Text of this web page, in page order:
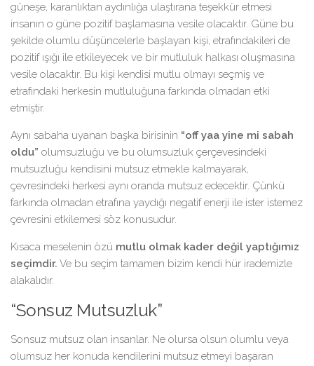
güneşe, karanlıktan aydınlığa ulaştırana teşekkür etmesi
insanın o güne pozitif başlamasına vesile olacaktır. Güne bu
şekilde olumlu düşüncelerle başlayan kişi, etrafındakileri de
pozitif ışığı ile etkileyecek ve bir mutluluk halkası oluşmasına
vesile olacaktır. Bu kişi kendisi mutlu olmayı seçmiş ve
etrafındaki herkesin mutluluğuna farkında olmadan etki
etmiştir.
Aynı sabaha uyanan başka birisinin “off yaa yine mi sabah
oldu” olumsuzluğu ve bu olumsuzluk çerçevesindeki
mutsuzluğu kendisini mutsuz etmekle kalmayarak,
çevresindeki herkesi aynı oranda mutsuz edecektir. Çünkü
farkında olmadan etrafına yaydığı negatif enerji ile ister istemez
çevresini etkilemesi söz konusudur.
Kısaca meselenin özü mutlu olmak kader değil yaptığımız
seçimdir. Ve bu seçim tamamen bizim kendi hür irademizle
alakalıdır.
“Sonsuz Mutsuzluk”
Sonsuz mutsuz olan insanlar. Ne olursa olsun olumlu veya
olumsuz her konuda kendilerini mutsuz etmeyi başaran